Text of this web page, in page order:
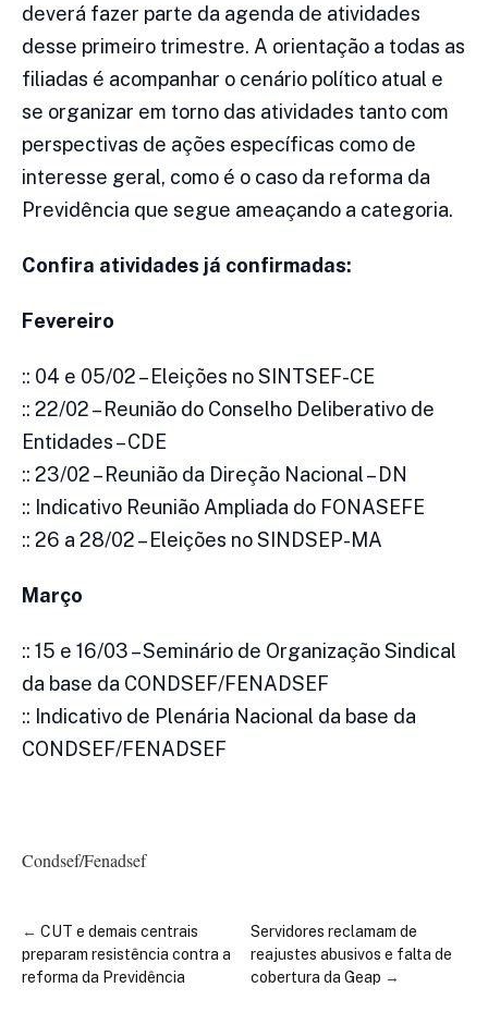
deverá fazer parte da agenda de atividades
desse primeiro trimestre. A orientação a todas as
filiadas é acompanhar o cenário político atual e
se organizar em torno das atividades tanto com
perspectivas de ações específicas como de
interesse geral, como é o caso da reforma da
Previdência que segue ameaçando a categoria.
Confira atividades já confirmadas:
Fevereiro
:: 04 e 05/02 – Eleições no SINTSEF-CE
:: 22/02 – Reunião do Conselho Deliberativo de
Entidades – CDE
:: 23/02 – Reunião da Direção Nacional – DN
:: Indicativo Reunião Ampliada do FONASEFE
:: 26 a 28/02 – Eleições no SINDSEP-MA
Março
:: 15 e 16/03 – Seminário de Organização Sindical
da base da CONDSEF/FENADSEF
:: Indicativo de Plenária Nacional da base da
CONDSEF/FENADSEF
Condsef/Fenadsef
← CUT e demais centrais
preparam resistência contra a
reforma da Previdência
Servidores reclamam de
reajustes abusivos e falta de
cobertura da Geap →